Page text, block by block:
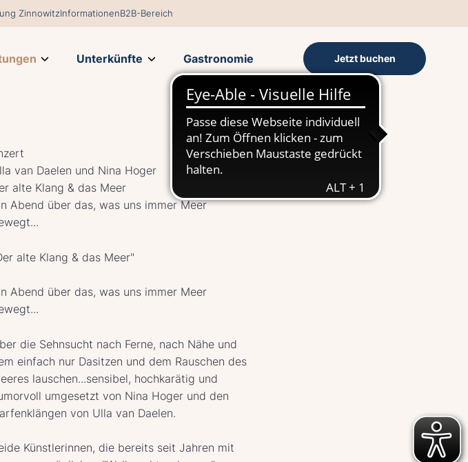
ZinnowitzInformationenB2B-Bereich
Unterkünfte Gastronomie Jetzt buchen
van Daelen und Nina Hoger
alte Klang & das Meer
Abend über das, was uns immer Meer
alte Klang & das Meer"
Abend über das, was uns immer Meer
die Sehnsucht nach Ferne, nach Nähe und
einfach nur Dasitzen und dem Rauschen des
lauschen...sensibel, hochkarätig und
umgesetzt von Nina Hoger und den
von Ulla van Daelen.
Künstlerinnen, die bereits seit Jahren mit